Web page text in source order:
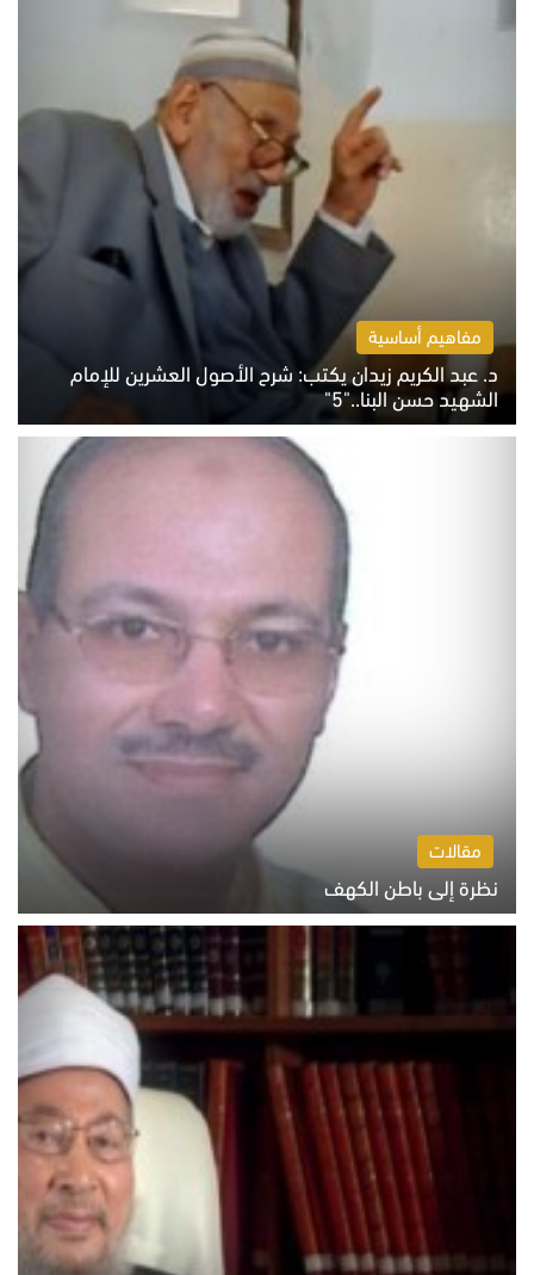
مفاهيم أساسية
د. عبد الكريم زيدان يكتب: شرح الأصول العشرين للإمام
الشهيد حسن البنا.."5"
السبت 8 أغسطس 2026 10:46 ص
مقالات
نظرة إلى باطن الكهف
السبت 8 أغسطس 2026 11:04 ص